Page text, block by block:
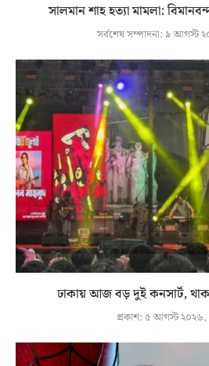
সালমান শাহ হত্যা মামলা:
সর্বশেষ সম্পাদনা: ৯ আগস্ট
ঢাকায় আজ বড় দুই কনসার্ট,
প্রকাশ: ৫ আগস্ট ২০২৬,